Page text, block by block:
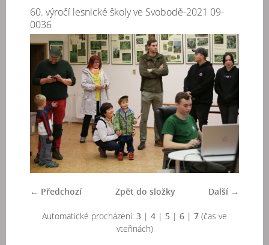
60. výročí lesnické školy ve Svobodě-2021 09-
0036
← Předchozí Další →
Zpět do složky
Automatické procházení: 3 | 4 | 5 | 6 | 7 (čas ve
vteřinách)